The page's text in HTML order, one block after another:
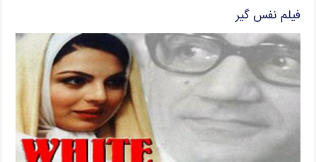
فیلم نفس گیر